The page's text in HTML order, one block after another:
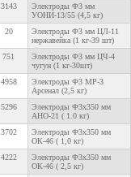
3143
Электроды Ф3 мм
УОНИ-13/55 (4,5 кг)
20
Электроды Ф3 мм ЦЛ-11
нержавейка (1 кг-39 шт)
751
Электроды Ф3 мм ЦЧ-4
чугун (1 кг-30шт)
4958
Электроды Ф3 МР-3
Арсенал (2,5 кг)
5296
Электроды Ф3х350 мм
АНО-21 ( 1.0 кг)
3702
Электроды Ф3х350 мм
ОК-46 ( 1,0 кг)
4222
Электроды Ф3х350 мм
ОК-46 ( 2,5 кг)